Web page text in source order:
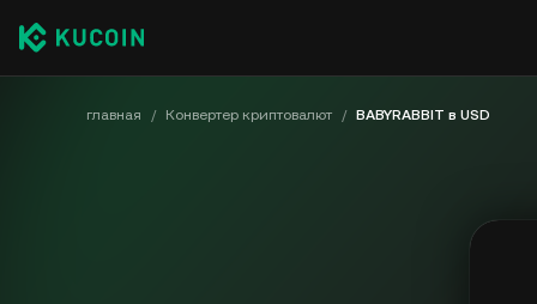
главная / Конвертер криптовалют / BABYRABBIT в USD